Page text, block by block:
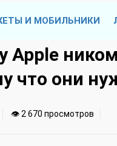
И МОБИЛЬНИКИ
Apple
что они
👁 2 670 просмотров